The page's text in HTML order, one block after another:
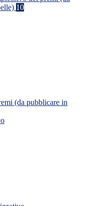
10
(da pubblicare in